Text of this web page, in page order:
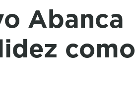
Abanca
como